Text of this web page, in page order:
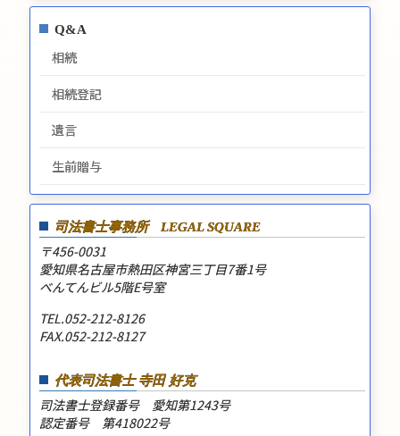
Q&A
相続
相続登記
遺言
生前贈与
司法書士事務所 LEGAL SQUARE
〒456-0031
愛知県名古屋市熱田区神宮三丁目7番1号
べんてんビル5階E号室
TEL.052-212-8126
FAX.052-212-8127
代表司法書士 寺田 好克
司法書士登録番号 愛知第1243号
認定番号 第418022号